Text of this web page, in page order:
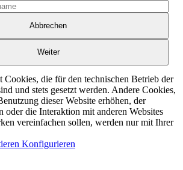
Abbrechen
Weiter
Cookies, die für den technischen Betrieb der
und stets gesetzt werden. Andere Cookies,
dieser Website erhöhen, der
oder die Interaktion mit anderen Websites
vereinfachen sollen, werden nur mit Ihrer
Konfigurieren